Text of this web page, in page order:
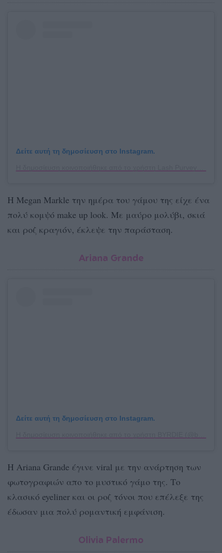
Δείτε αυτή τη δημοσίευση στο Instagram.
Η Megan Markle την ημέρα του γάμου της είχε ένα
πολύ κομψό make up look. Με μαύρο μολύβι, σκιά
και ροζ κραγιόν, έκλεψε την παράσταση.
Ariana Grande
Δείτε αυτή τη δημοσίευση στο Instagram.
Η Ariana Grande έγινε viral με την ανάρτηση των
φωτογραφιών απο το μυστικό γάμο της. Το
κλασικό eyeliner και οι ροζ τόνοι που επέλεξε της
έδωσαν μια πολύ ρομαντική εμφάνιση.
Olivia Palermo